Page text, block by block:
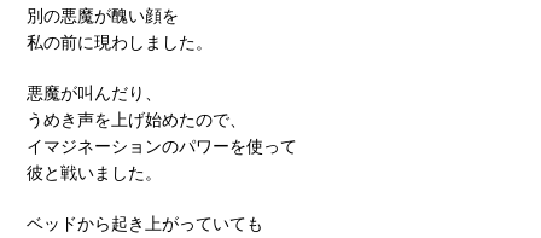
別の悪魔が醜い顔を
私の前に現わしました。
悪魔が叫んだり、
うめき声を上げ始めたので、
イマジネーションのパワーを使って
彼と戦いました。
ベッドから起き上がっていても